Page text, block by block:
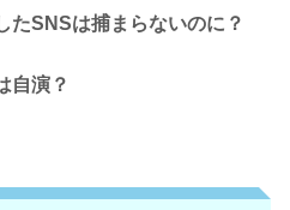
たSNSは捕まらないのに？
自演？